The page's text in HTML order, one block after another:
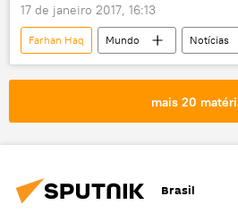
17 de janeiro 2017, 16:13
Farhan Haq Mundo
Notícias
Astana
Cazaquistão
Ramzy Ezzeldin Ramzy
ONU
Guerra Civil Síria
negociações de
mais 20
Brasil